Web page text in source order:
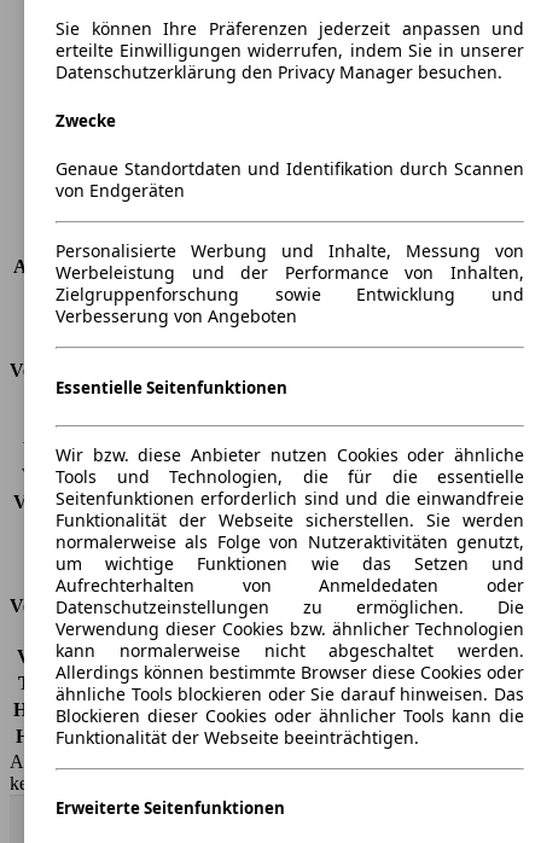
Länge
4965 mm
Höhe
2049 mm
Breite
1872 mm
Maximalgewicht
Max. Zuladung
Türen
Dachlast
Anhängelast (ungebremst)
500 kg
Anhängelast (gebremst)
1500 kg
Kofferraumvolumen
-
Verbrauch
CO2 Emissionen*
163 g/km (komb.)
Verbrauch (Stadt)
7,4 l/100km
Verbrauch (Land)
5,5 l/100km
Verbrauch (komb.)* 6,2 l/100km
Schadstoffklasse
EU5
Tankinhalt
60 l
Versicherungsklassen
Vollkasko
Teilkasko -
Haftpflicht -
HSN/TSN 4136/APG, 4136/AQQ
AutoScout24 GmbH übernimmt für die Richtigkeit der Angaben
keine Gewähr.
Sie können Ihre Präferenzen jederzeit anpassen und
erteilte Einwilligungen widerrufen, indem Sie in unserer
Datenschutzerklärung den Privacy Manager besuchen.
Zwecke
Genaue Standortdaten und Identifikation durch Scannen
von Endgeräten
Personalisierte Werbung und Inhalte, Messung von
Werbeleistung und der Performance von Inhalten,
Zielgruppenforschung sowie Entwicklung und
Verbesserung von Angeboten
Essentielle Seitenfunktionen
Wir bzw. diese Anbieter nutzen Cookies oder ähnliche
Tools und Technologien, die für die essentielle
Seitenfunktionen erforderlich sind und die einwandfreie
Funktionalität der Webseite sicherstellen. Sie werden
normalerweise als Folge von Nutzeraktivitäten genutzt,
um wichtige Funktionen wie das Setzen und
Aufrechterhalten von Anmeldedaten oder
Datenschutzeinstellungen zu ermöglichen. Die
Verwendung dieser Cookies bzw. ähnlicher Technologien
kann normalerweise nicht abgeschaltet werden.
Allerdings können bestimmte Browser diese Cookies oder
ähnliche Tools blockieren oder Sie darauf hinweisen. Das
Blockieren dieser Cookies oder ähnlicher Tools kann die
Funktionalität der Webseite beeinträchtigen.
Erweiterte Seitenfunktionen